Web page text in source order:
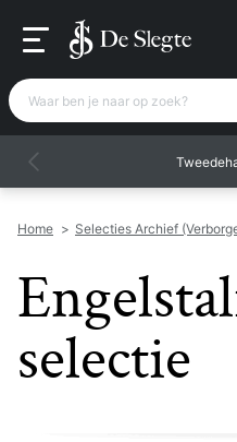
Waar ben je naar op zoek?
Home > Selecties Archief
selectie